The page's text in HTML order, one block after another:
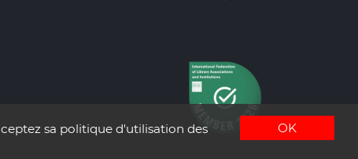
OK
sa politique d'utilisation des